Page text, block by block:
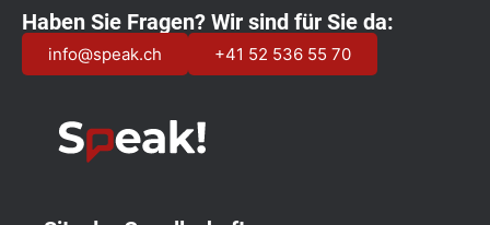
Haben Sie Fragen? Wir sind für Sie da:
info@speak.ch +41 52 536 55 70